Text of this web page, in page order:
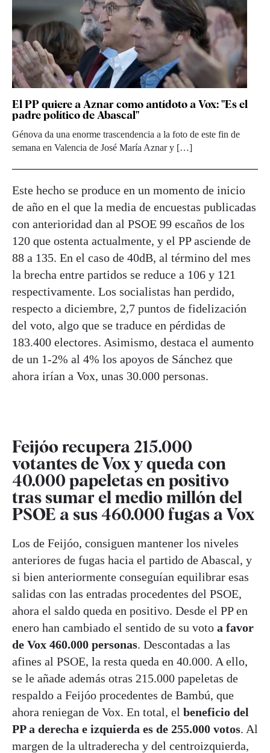
El PP quiere a Aznar como antídoto a Vox: "Es el
padre político de Abascal"
Génova da una enorme trascendencia a la foto de este fin de
semana en Valencia de José María Aznar y […]
Este hecho se produce en un momento de inicio
de año en el que la media de encuestas publicadas
con anterioridad dan al PSOE 99 escaños de los
120 que ostenta actualmente, y el PP asciende de
88 a 135. En el caso de 40dB, al término del mes
la brecha entre partidos se reduce a 106 y 121
respectivamente. Los socialistas han perdido,
respecto a diciembre, 2,7 puntos de fidelización
del voto, algo que se traduce en pérdidas de
183.400 electores. Asimismo, destaca el aumento
de un 1-2% al 4% los apoyos de Sánchez que
ahora irían a Vox, unas 30.000 personas.
Feijóo recupera 215.000
votantes de Vox y queda con
40.000 papeletas en positivo
tras sumar el medio millón del
PSOE a sus 460.000 fugas a Vox
Los de Feijóo, consiguen mantener los niveles
anteriores de fugas hacia el partido de Abascal, y
si bien anteriormente conseguían equilibrar esas
salidas con las entradas procedentes del PSOE,
ahora el saldo queda en positivo. Desde el PP en
enero han cambiado el sentido de su voto a favor
de Vox 460.000 personas. Descontadas a las
afines al PSOE, la resta queda en 40.000. A ello,
se le añade además otras 215.000 papeletas de
respaldo a Feijóo procedentes de Bambú, que
ahora reniegan de Vox. En total, el beneficio del
PP a derecha e izquierda es de 255.000 votos. Al
margen de la ultraderecha y del centroizquierda,